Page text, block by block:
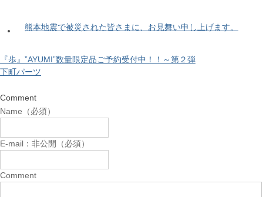
熊本地震で被災された皆さまに、お見舞い申し上げます。
『歩』”AYUMI”数量限定品ご予約受付中！！～第２弾
下町パーツ
Comment
Name（必須）
E-mail：非公開（必須）
Comment